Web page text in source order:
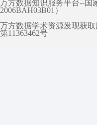
万方数据知识服务平台--国
2006BAH03B01）
万方数据学术资源发现获
第11363462号